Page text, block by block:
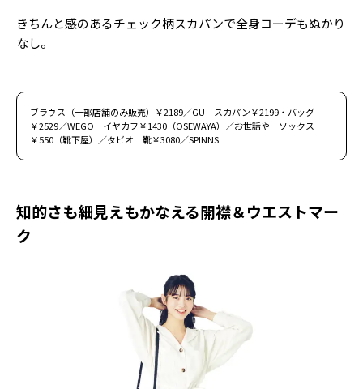
きちんと感のあるチェック柄スカパンで全身コーデもぬかり
なし。
ブラウス（一部店舗のみ販売）￥2189／GU スカパン￥2199・バッグ
￥2529／WEGO イヤカフ￥1430（OSEWAYA）／お世話や ソックス
￥550（靴下屋）／タビオ 靴￥3080／SPINNS
知的さも細見えもかなえる開襟＆ウエストマー
ク